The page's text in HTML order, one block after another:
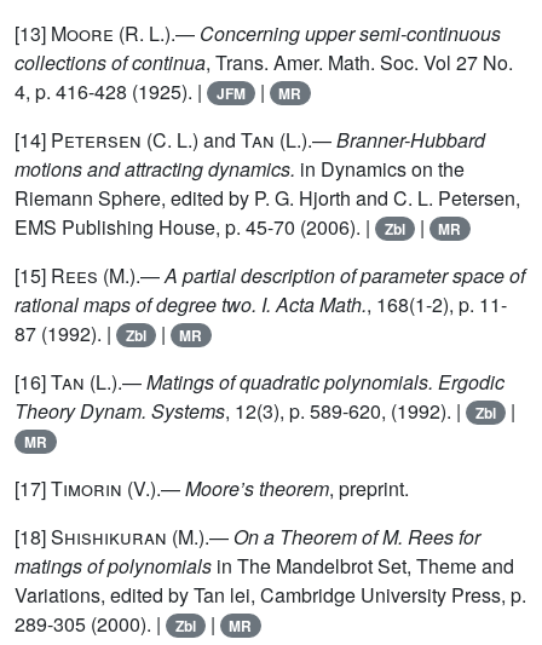
[13] Moore (R. L.).— Concerning upper semi-continuous
collections of continua, Trans. Amer. Math. Soc. Vol 27 No.
4, p. 416-428 (1925). |
JFM | MR
[14] Petersen (C. L.) and Tan (L.).—Branner-Hubbard
motions and attracting dynamics. in Dynamics on the
Riemann Sphere, edited by P. G. Hjorth and C. L. Petersen,
EMS Publishing House, p. 45-70 (2006). |
Zbl | MR
[15] Rees (M.).—A partial description of parameter space of
rational maps of degree two. I. Acta Math., 168(1-2), p. 11-
87 (1992). |
Zbl | MR
[16]Tan (L.).—Matings of quadratic polynomials. Ergodic
Theory Dynam. Systems, 12(3), p. 589-620, (1992). | Zbl |
MR
[17]Timorin (V.).—Moore’s theorem, preprint.
[18]Shishikuran (M.).— On a Theorem of M. Rees for
matings of polynomials in The Mandelbrot Set, Theme and
Variations, edited by Tan lei, Cambridge University Press, p.
289-305 (2000). |
Zbl | MR